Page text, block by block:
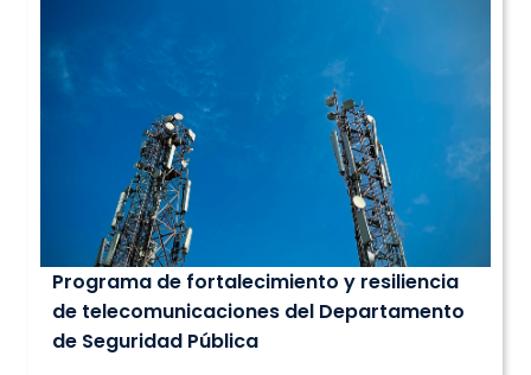
Programa de fortalecimiento y resiliencia
de telecomunicaciones del Departamento
de Seguridad Pública